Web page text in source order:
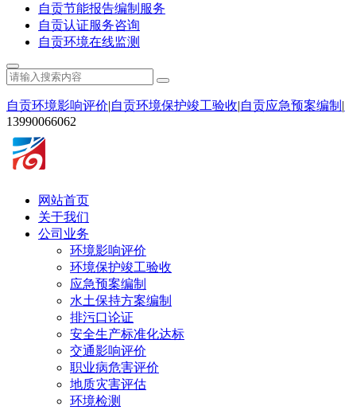
自贡节能报告编制服务
自贡认证服务咨询
自贡环境在线监测
自贡环境影响评价|自贡环境保护竣工验收|自贡应急预案编制 |
13990066062
网站首页
关于我们
公司业务
环境影响评价
环境保护竣工验收
应急预案编制
水土保持方案编制
排污口论证
安全生产标准化达标
交通影响评价
职业病危害评价
地质灾害评估
环境检测